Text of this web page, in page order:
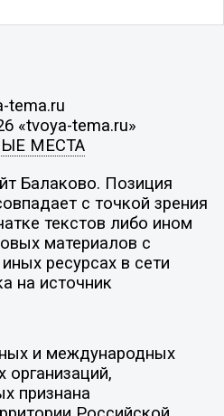
tema.ru
«tvoya-tema.ru»
МЕСТА
Балаково. Позиция
с точкой зрения
текстов либо ином
материалов с
ресурсах в сети
на источник
и международных
организаций,
признана